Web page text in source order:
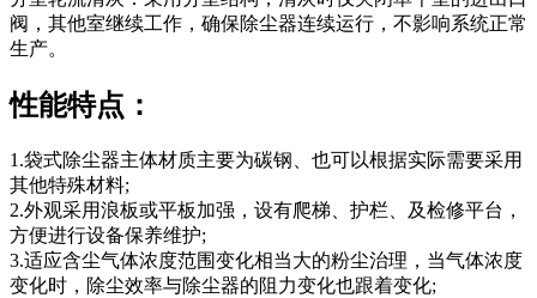
阀，其他室继续工作，确保除尘器连续运行，不影响系统正常
生产。
性能特点：
1.袋式除尘器主体材质主要为碳钢、也可以根据实际需要采用
其他特殊材料;
2.外观采用浪板或平板加强，设有爬梯、护栏、及检修平台，
方便进行设备保养维护;
3.适应含尘气体浓度范围变化相当大的粉尘治理，当气体浓度
变化时，除尘效率与除尘器的阻力变化也跟着变化;